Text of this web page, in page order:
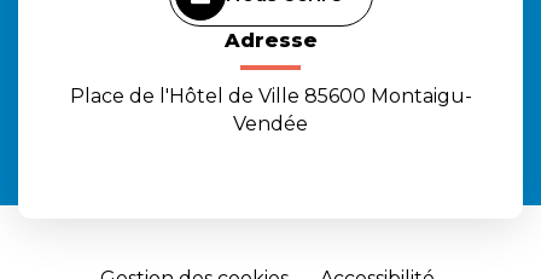
Adresse
Place de l'Hôtel de Ville 85600 Montaigu-
Vendée